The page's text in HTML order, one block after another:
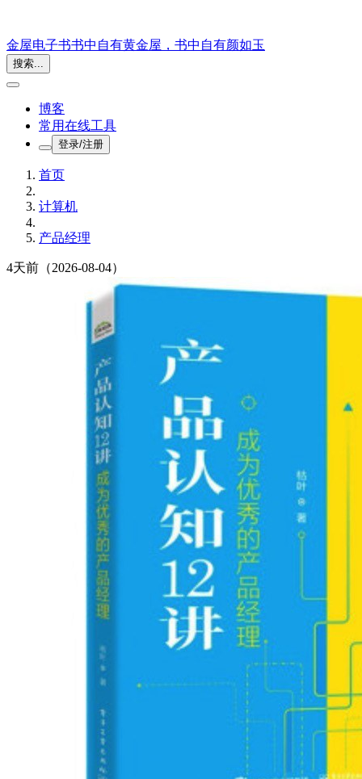
金屋电子书书中自有黄金屋，书中自有颜如玉
搜索...
博客
常用在线工具
登录/注册
首页
计算机
产品经理
4天前 （2026-08-04）